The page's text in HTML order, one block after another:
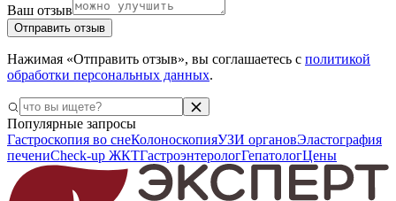
Ваш отзыв
Отправить отзыв
Нажимая «Отправить отзыв», вы соглашаетесь с политикой
обработки персональных данных.
Популярные запросы
Гастроскопия во снеКолоноскопияУЗИ органовЭластография
печениCheck-up ЖКТГастроэнтерологГепатологЦены